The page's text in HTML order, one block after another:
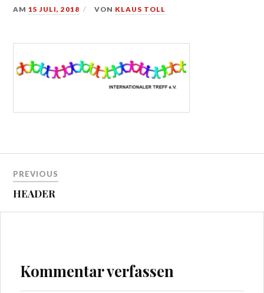
AM15 JULI, 2018 VON KLAUS TOLL
PREVIOUS
HEADER
Kommentar verfassen